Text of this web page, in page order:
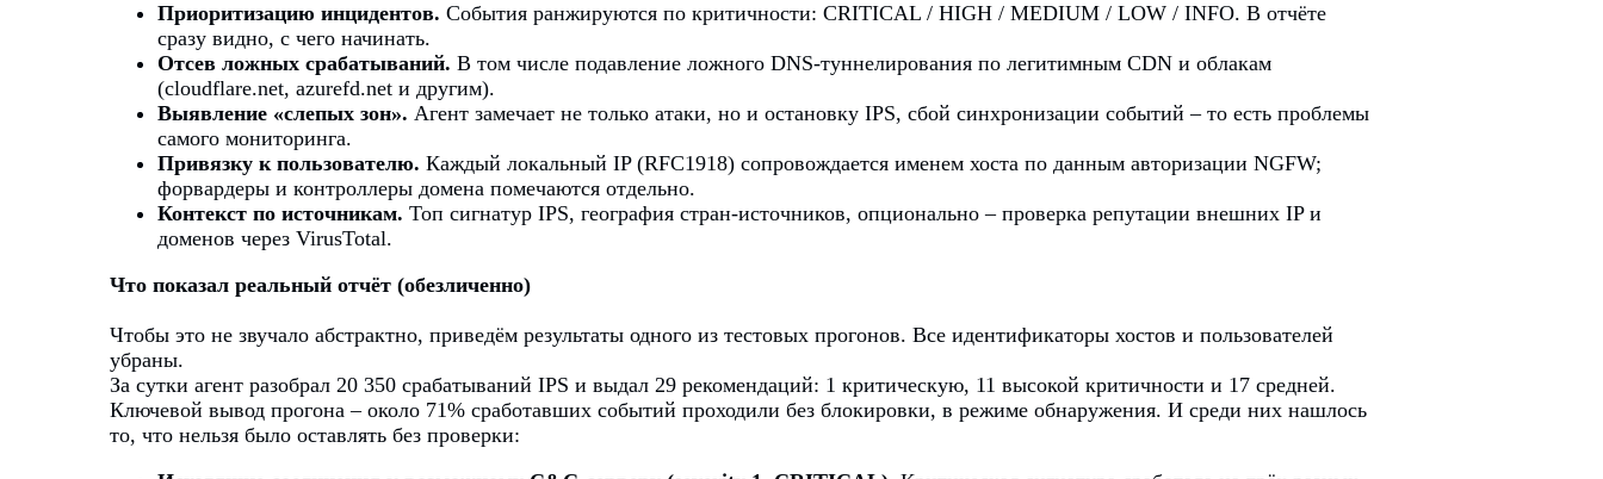
Приоритизацию инцидентов. События ранжируются по критичности: CRITICAL / HIGH / MEDIUM / LOW / INFO. В отчёте
сразу видно, с чего начинать.
Отсев ложных срабатываний. В том числе подавление ложного DNS-туннелирования по легитимным CDN и облакам
(cloudflare.net, azurefd.net и другим).
Выявление «слепых зон». Агент замечает не только атаки, но и остановку IPS, сбой синхронизации событий – то есть проблемы
самого мониторинга.
Привязку к пользователю. Каждый локальный IP (RFC1918) сопровождается именем хоста по данным авторизации NGFW;
форвардеры и контроллеры домена помечаются отдельно.
Контекст по источникам. Топ сигнатур IPS, география стран-источников, опционально – проверка репутации внешних IP и
доменов через VirusTotal.
Что показал реальный отчёт (обезличенно)
Чтобы это не звучало абстрактно, приведём результаты одного из тестовых прогонов. Все идентификаторы хостов и пользователей
убраны.
За сутки агент разобрал 20 350 срабатываний IPS и выдал 29 рекомендаций: 1 критическую, 11 высокой критичности и 17 средней.
Ключевой вывод прогона – около 71% сработавших событий проходили без блокировки, в режиме обнаружения. И среди них нашлось
то, что нельзя было оставлять без проверки: